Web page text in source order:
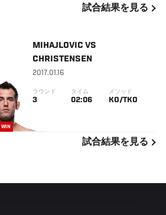
試合結果を見る
WIN
MIHAJLOVIC VS
CHRISTENSEN
2017.01.16
ラウンド
3
タイム
02:06
メソッド
KO/TKO
試合結果を見る